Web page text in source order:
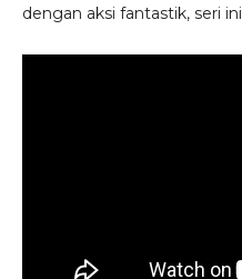
dengan aksi fantastik, seri